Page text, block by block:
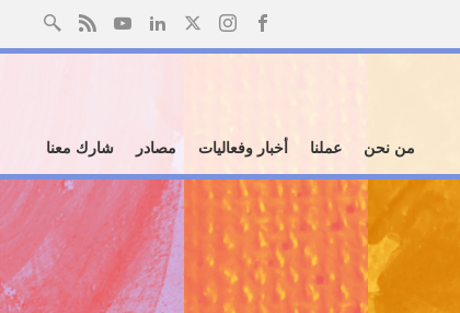
من نحن عملنا أخبار وفعاليات مصادر شارك معنا